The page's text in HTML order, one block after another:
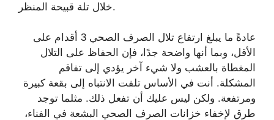
خلال تلة قبيحة المنظر.
عادةً ما يبلغ ارتفاع تلال الصرف الصحي 3 أقدام على
الأقل، وبما أنها واضحة جدًا، فإن الحفاظ على التلال
المغطاة بالعشب ولا شيء آخر يؤدي إلى تفاقم
المشكلة. أنت في الأساس تلفت الانتباه إلى بقعة كبيرة
ومرتفعة. ولكن ليس عليك أن تفعل ذلك. مثلما توجد
طرق لإخفاء خزانات الصرف الصحي البشعة في الفناء،